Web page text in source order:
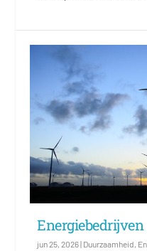
jun 25, 2026| Duurzaamheid